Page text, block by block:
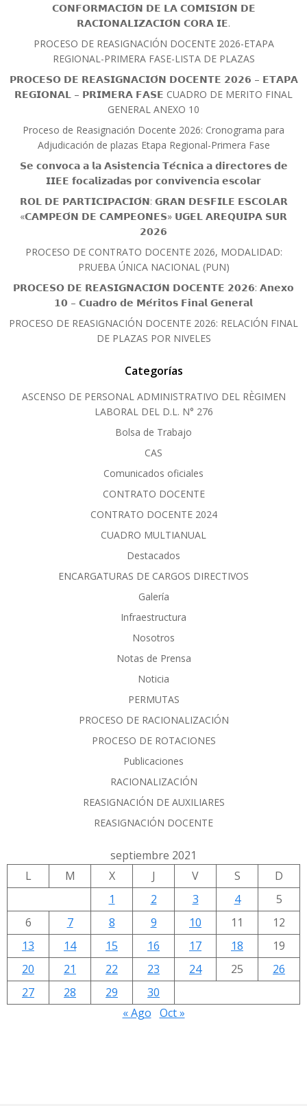
𝗖𝗢𝗡𝗙𝗢𝗥𝗠𝗔𝗖𝗜𝗢́𝗡 𝗗𝗘 𝗟𝗔 𝗖𝗢𝗠𝗜𝗦𝗜𝗢́𝗡 𝗗𝗘
𝗥𝗔𝗖𝗜𝗢𝗡𝗔𝗟𝗜𝗭𝗔𝗖𝗜𝗢́𝗡 𝗖𝗢𝗥𝗔 𝗜𝗘.
PROCESO DE REASIGNACIÓN DOCENTE 2026-ETAPA
REGIONAL-PRIMERA FASE-LISTA DE PLAZAS
𝗣𝗥𝗢𝗖𝗘𝗦𝗢 𝗗𝗘 𝗥𝗘𝗔𝗦𝗜𝗚𝗡𝗔𝗖𝗜𝗢́𝗡 𝗗𝗢𝗖𝗘𝗡𝗧𝗘 𝟮𝟬𝟮𝟲 – 𝗘𝗧𝗔𝗣𝗔
𝗥𝗘𝗚𝗜𝗢𝗡𝗔𝗟 – 𝗣𝗥𝗜𝗠𝗘𝗥𝗔 𝗙𝗔𝗦𝗘 CUADRO DE MERITO FINAL
GENERAL ANEXO 10
Proceso de Reasignación Docente 2026: Cronograma para
Adjudicación de plazas Etapa Regional-Primera Fase
𝗦𝗲 𝗰𝗼𝗻𝘃𝗼𝗰𝗮 𝗮 𝗹𝗮 𝗔𝘀𝗶𝘀𝘁𝗲𝗻𝗰𝗶𝗮 𝗧𝗲́𝗰𝗻𝗶𝗰𝗮 𝗮 𝗱𝗶𝗿𝗲𝗰𝘁𝗼𝗿𝗲𝘀 𝗱𝗲
𝗜𝗜𝗘𝗘 𝗳𝗼𝗰𝗮𝗹𝗶𝘇𝗮𝗱𝗮𝘀 𝗽𝗼𝗿 𝗰𝗼𝗻𝘃𝗶𝘃𝗲𝗻𝗰𝗶𝗮 𝗲𝘀𝗰𝗼𝗹𝗮𝗿
𝗥𝗢𝗟 𝗗𝗘 𝗣𝗔𝗥𝗧𝗜𝗖𝗜𝗣𝗔𝗖𝗜𝗢́𝗡: 𝗚𝗥𝗔𝗡 𝗗𝗘𝗦𝗙𝗜𝗟𝗘 𝗘𝗦𝗖𝗢𝗟𝗔𝗥
«𝗖𝗔𝗠𝗣𝗘𝗢́𝗡 𝗗𝗘 𝗖𝗔𝗠𝗣𝗘𝗢𝗡𝗘𝗦» 𝗨𝗚𝗘𝗟 𝗔𝗥𝗘𝗤𝗨𝗜𝗣𝗔 𝗦𝗨𝗥
𝟮𝟬𝟮𝟲
PROCESO DE CONTRATO DOCENTE 2026, MODALIDAD:
PRUEBA ÚNICA NACIONAL (PUN)
𝗣𝗥𝗢𝗖𝗘𝗦𝗢 𝗗𝗘 𝗥𝗘𝗔𝗦𝗜𝗚𝗡𝗔𝗖𝗜𝗢́𝗡 𝗗𝗢𝗖𝗘𝗡𝗧𝗘 𝟮𝟬𝟮𝟲: 𝗔𝗻𝗲𝘅𝗼
𝟭𝟬 – 𝗖𝘂𝗮𝗱𝗿𝗼 𝗱𝗲 𝗠𝗲́𝗿𝗶𝘁𝗼𝘀 𝗙𝗶𝗻𝗮𝗹 𝗚𝗲𝗻𝗲𝗿𝗮𝗹
PROCESO DE REASIGNACIÓN DOCENTE 2026: RELACIÓN FINAL
DE PLAZAS POR NIVELES
Categorías
ASCENSO DE PERSONAL ADMINISTRATIVO DEL RÈGIMEN
LABORAL DEL D.L. N° 276
Bolsa de Trabajo
CAS
Comunicados oficiales
CONTRATO DOCENTE
CONTRATO DOCENTE 2024
CUADRO MULTIANUAL
Destacados
ENCARGATURAS DE CARGOS DIRECTIVOS
Galería
Infraestructura
Nosotros
Notas de Prensa
Noticia
PERMUTAS
PROCESO DE RACIONALIZACIÓN
PROCESO DE ROTACIONES
Publicaciones
RACIONALIZACIÓN
REASIGNACIÓN DE AUXILIARES
REASIGNACIÓN DOCENTE
septiembre 2021
L
M X J V S
D
1
2 3 4
5
6
7 8 9 10 11
12
13
14 15 16 17 18
19
20
21 22 23 24 25
26
27
28 29
30
« Ago Oct »